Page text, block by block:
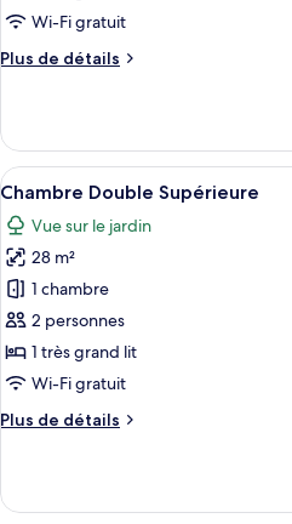
type
chambre :
Deluxe
Wi-Fi gratuit
Plus de détails
Plus
le
type
de
chambre
Chambre
Double
Deluxe
Afficher
toutes
les
photos
pour
ce
type
de
chambre :
Chambre
6
Chambre Double Supérieure
Vue sur le jardin
28 m²
1 chambre
2 personnes
1 très grand lit
Wi-Fi gratuit
Plus de détails
Plus
le